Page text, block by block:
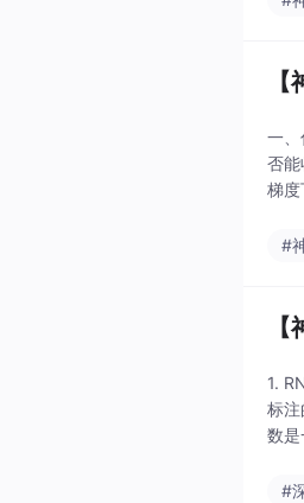
一
否
梯
#
1.
标
数
#